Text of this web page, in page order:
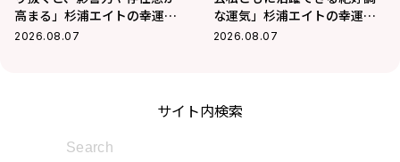
高まる」杉浦エイトの幸運を
呼ぶ12星座占い（8/7～
2026.08.07
な運気」杉浦エイトの幸運を
呼ぶ12星座占い（8/7～9/6）
2026.08.07
サイト内検索